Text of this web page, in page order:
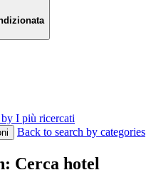
I più ricercati
Back to search by categories
Cerca hotel